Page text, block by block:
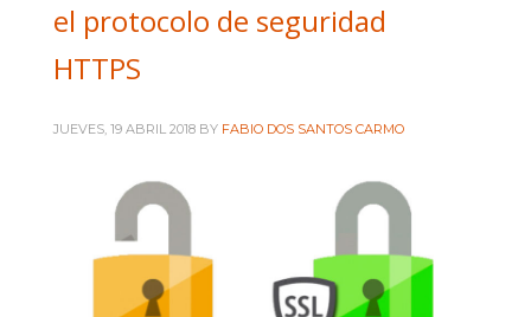
el protocolo de seguridad
HTTPS
JUEVES, 19 ABRIL 2018 BY FABIO DOS SANTOS CARMO